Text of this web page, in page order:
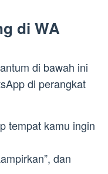
di WA
di bawah ini
di perangkat
tempat kamu ingin
dan